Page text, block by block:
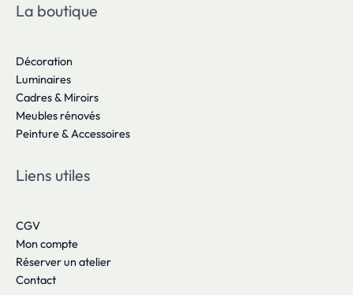
La boutique
Décoration
Luminaires
Cadres & Miroirs
Meubles rénovés
Peinture & Accessoires
Liens utiles
CGV
Mon compte
Réserver un atelier
Contact